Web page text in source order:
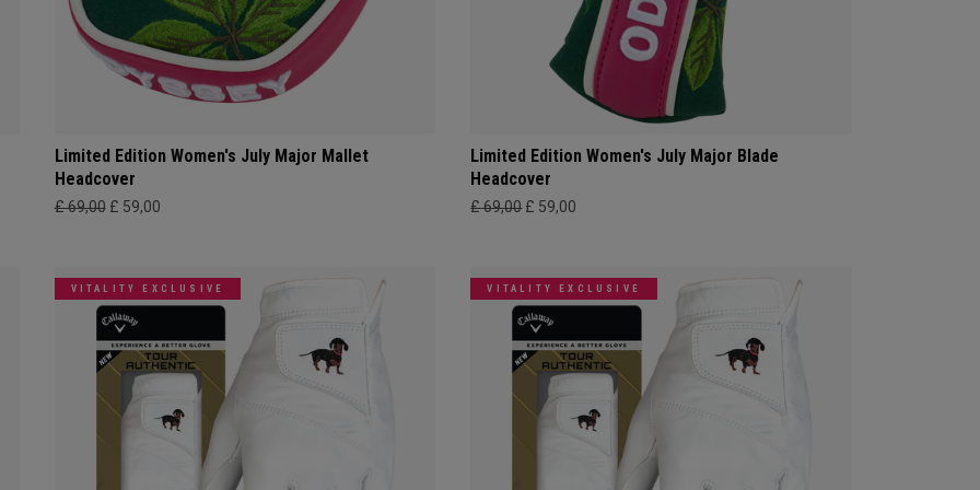
Limited Edition Women's July Major Mallet
Headcover
£ 69,00 £ 59,00
Limited Edition Women's July Major Blade
Headcover
£ 69,00 £ 59,00
VITALITY EXCLUSIVE VITALITY EXCLUSIVE